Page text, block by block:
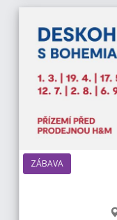
ZÁBAVA